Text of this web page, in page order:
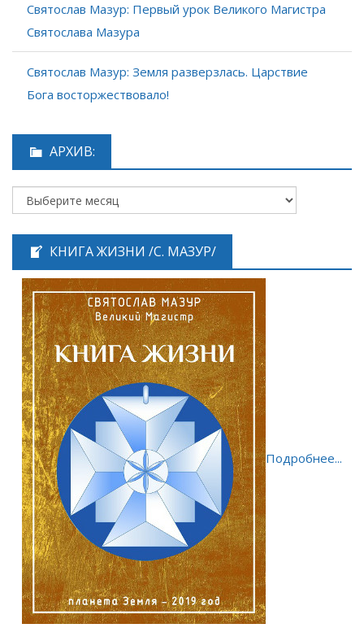
Святослав Мазур: Первый урок Великого Магистра
Святослава Мазура
Святослав Мазур: Земля разверзлась. Царствие
Бога восторжествовало!
АРХИВ:
КНИГА ЖИЗНИ /С. МАЗУР/
Подробнее...